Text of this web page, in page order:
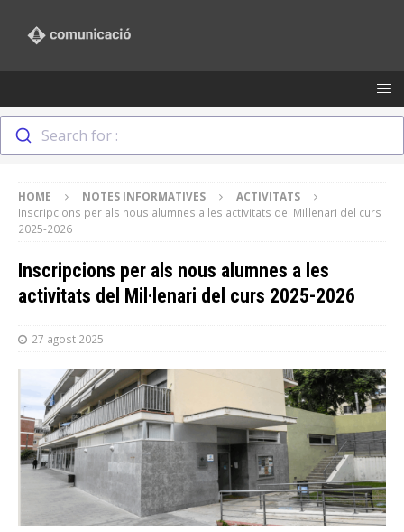
Search for :
HOME NOTES INFORMATIVES
ACTIVITATS
Inscripcions per als nous alumnes a les activitats del Mil·lenari del curs
2025-2026
Inscripcions per als nous alumnes a les
activitats del Mil·lenari del curs 2025-2026
27 agost 2025